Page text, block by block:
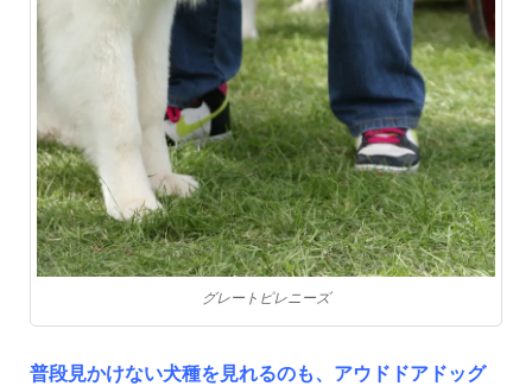
グレートピレニーズ
普段見かけない犬種を見れるのも、アウドドアドッグ